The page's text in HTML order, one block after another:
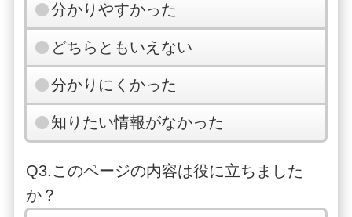
分かりやすかった
どちらともいえない
分かりにくかった
知りたい情報がなかった
Q3.このページの内容は役に立ちました
か？